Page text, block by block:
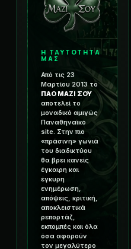
Η ΤΑΥΤΟΤΗΤΑ
ΜΑΣ
Από τις 23
Μαρτίου 2013 το
ΠΑΟ ΜΑΖΙ ΣΟΥ
αποτελεί το
μοναδικό αμιγώς
Παναθηναϊκό
site. Στην πιο
«πράσινη» γωνιά
του διαδικτύου
θα βρει κανείς
έγκαιρη και
έγκυρη
ενημέρωση,
απόψεις, κριτική,
αποκλειστικά
ρεπορτάζ,
εκπομπές και όλα
όσα αφορούν
τον μεγαλύτερο